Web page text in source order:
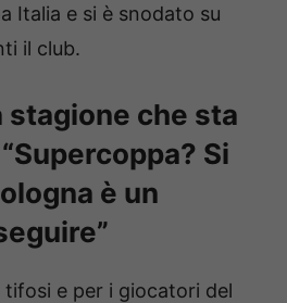
Italia e si è snodato su
il club.
stagione che sta
Si
è un
e per i giocatori del